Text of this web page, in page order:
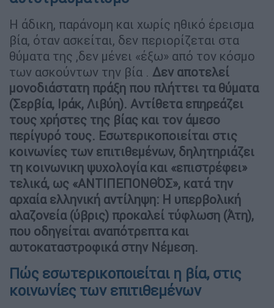
Η άδικη, παράνομη και χωρίς ηθικό έρεισμα
βία, όταν ασκείται, δεν περιορίζεται στα
θύματα της ,δεν μένει «έξω» από τον κόσμο
των ασκούντων την βία . Δεν αποτελεί
μονοδιάστατη πράξη που πλήττει τα θύματα
(Σερβία, Ιράκ, Λιβύη). Αντίθετα επηρεάζει
τους χρήστες της βίας και τον άμεσο
περίγυρό τους. Εσωτερικοποιείται στις
κοινωνίες των επιτιθεμένων, δηλητηριάζει
τη κοινωνικη ψυχολογία και «επιστρέφει»
τελικά, ως «ΑΝΤΙΠΕΠΟΝΘΌΣ», κατά την
αρχαία ελληνική αντίληψη: Η υπερβολική
αλαζονεία (ύβρις) προκαλεί τύφλωση (Άτη),
που οδηγείται αναπότρεπτα και
αυτοκαταστροφικά στην Νέμεση.
Πώς εσωτερικοποιείται η βία, στις
κοινωνίες των επιτιθεμένων